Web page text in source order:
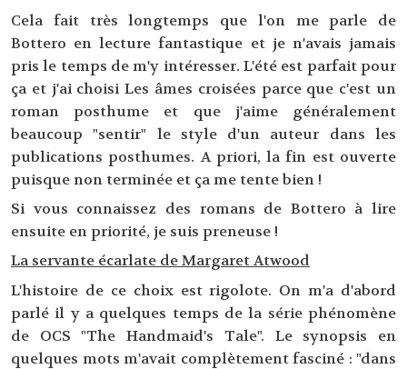
Cela fait très longtemps que l'on me parle de
Bottero en lecture fantastique et je n'avais jamais
pris le temps de m'y intéresser. L'été est parfait pour
ça et j'ai choisi Les âmes croisées parce que c'est un
roman posthume et que j'aime généralement
beaucoup "sentir" le style d'un auteur dans les
publications posthumes. A priori, la fin est ouverte
puisque non terminée et ça me tente bien !
Si vous connaissez des romans de Bottero à lire
ensuite en priorité, je suis preneuse !
La servante écarlate de Margaret Atwood
L'histoire de ce choix est rigolote. On m'a d'abord
parlé il y a quelques temps de la série phénomène
de OCS "The Handmaid's Tale". Le synopsis en
quelques mots m'avait complètement fasciné : "dans